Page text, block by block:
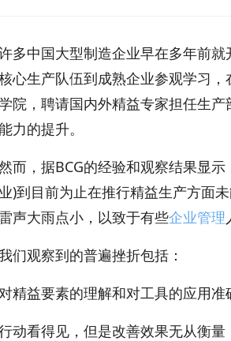
中国大型制造企业早在多年前就
心生产队伍到成熟企业参观学习
院，聘请国内外精益专家担任生
力的提升。
，据BCG的经验和观察结果显示
)到目前为止在推行精益生产方面
声大雨点小，以致于有些企业管理
观察到的普遍挫折包括：
益要素的理解和对工具的应用准
看得见，但是改善效果无从衡量